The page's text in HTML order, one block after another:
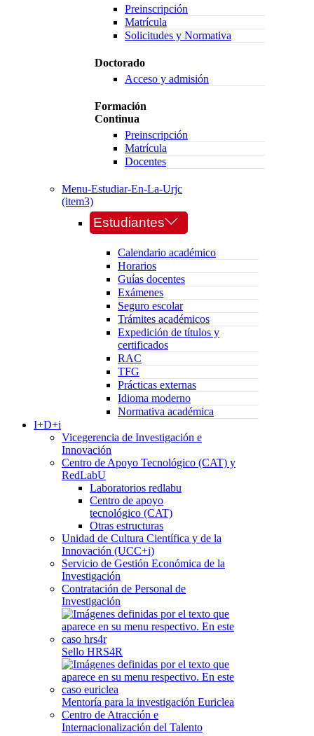
Preinscripción
Matrícula
Solicitudes y Normativa
Doctorado
Acceso y admisión
Formación
Continua
Preinscripción
Matrícula
Docentes
Menu-Estudiar-En-La-Urjc
(item3)
Estudiantes
Calendario académico
Horarios
Guías docentes
Exámenes
Seguro escolar
Trámites académicos
Expedición de títulos y
certificados
RAC
TFG
Prácticas externas
Idioma moderno
Normativa académica
I+D+i
Vicegerencia de Investigación e
Innovación
Centro de Apoyo Tecnológico (CAT) y
RedLabU
Laboratorios redlabu
Centro de apoyo
tecnológico (CAT)
Otras estructuras
Unidad de Cultura Científica y de la
Innovación (UCC+i)
Servicio de Gestión Económica de la
Investigación
Contratación de Personal de
Investigación
Sello HRS4R
Mentoría para la investigación Euriclea
Centro de Atracción e
Internacionalización del Talento